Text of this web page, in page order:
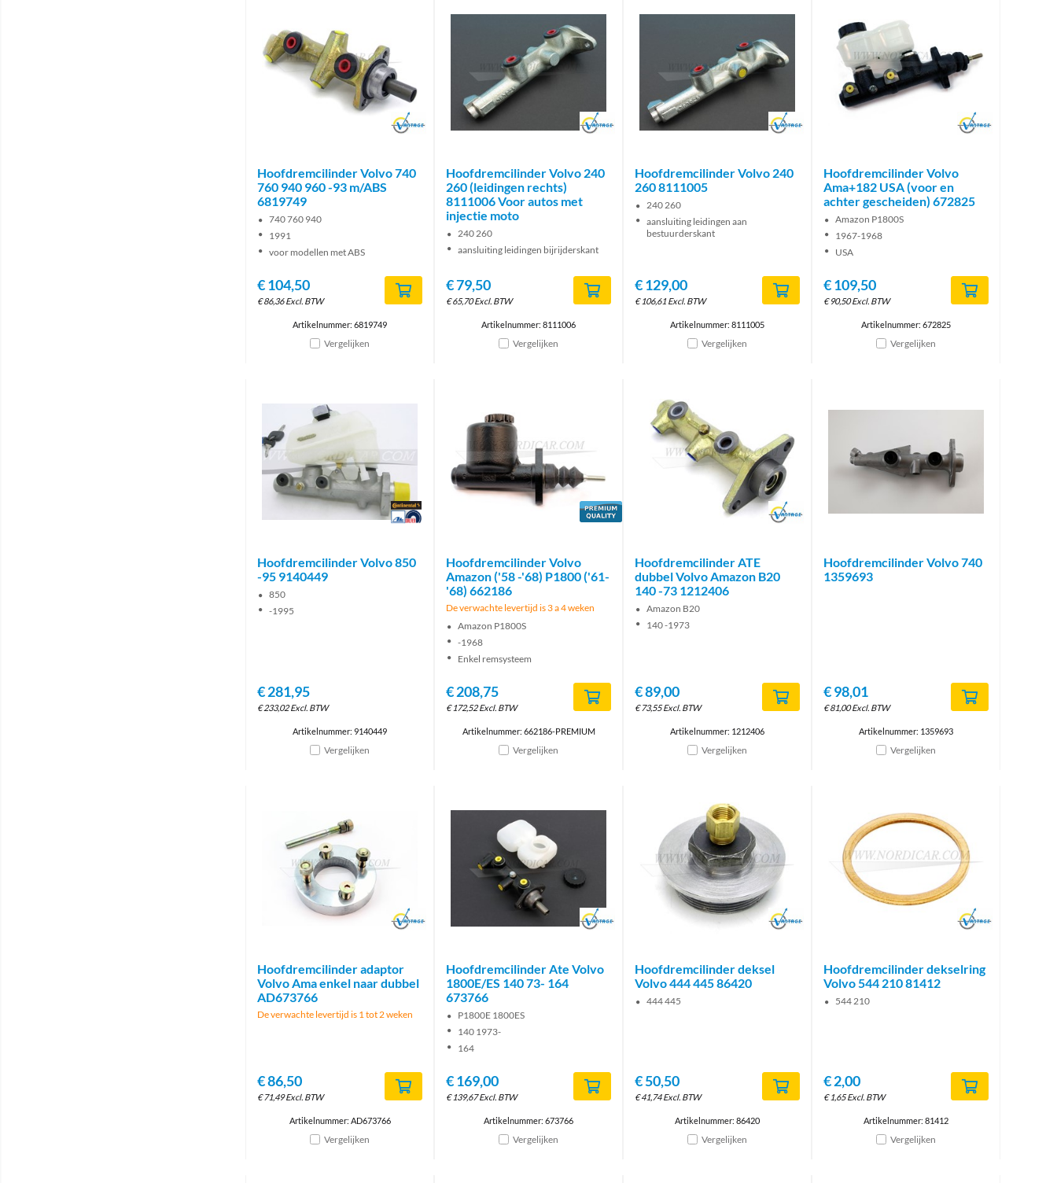
Brand
Hoofdremcilinder Volvo 740
760 940 960 -93 m/ABS
6819749
740 760 940
1991
voor modellen met ABS
€104,50
€86,36 Excl. BTW
Artikelnummer: 6819749
Vergelijken
Brand
Hoofdremcilinder Volvo 240
260 (leidingen rechts)
8111006 Voor autos met
injectie moto
240 260
aansluiting leidingen bijrijderskant
€79,50
€65,70 Excl. BTW
Artikelnummer: 8111006
Vergelijken
Brand
Hoofdremcilinder Volvo 240
260 8111005
240 260
aansluiting leidingen aan
bestuurderskant
€129,00
€106,61 Excl. BTW
Artikelnummer: 8111005
Vergelijken
Brand
Hoofdremcilinder Volvo
Ama+182 USA (voor en
achter gescheiden) 672825
Amazon P1800S
1967-1968
USA
€109,50
€90,50 Excl. BTW
Artikelnummer: 672825
Vergelijken
Brand
Hoofdremcilinder Volvo 850
-95 9140449
850
-1995
€281,95
€233,02 Excl. BTW
Artikelnummer: 9140449
Vergelijken
Brand
Hoofdremcilinder Volvo
Amazon ('58 -'68) P1800 ('61-
'68) 662186
De verwachte levertijd is 3 a 4 weken
Amazon P1800S
-1968
Enkel remsysteem
€208,75
€172,52 Excl. BTW
Artikelnummer: 662186-PREMIUM
Vergelijken
Brand
Hoofdremcilinder ATE
dubbel Volvo Amazon B20
140 -73 1212406
Amazon B20
140 -1973
€89,00
€73,55 Excl. BTW
Artikelnummer: 1212406
Vergelijken
Hoofdremcilinder Volvo 740
1359693
€98,01
€81,00 Excl. BTW
Artikelnummer: 1359693
Vergelijken
Brand
Hoofdremcilinder adaptor
Volvo Ama enkel naar dubbel
AD673766
De verwachte levertijd is 1 tot 2 weken
€86,50
€71,49 Excl. BTW
Artikelnummer: AD673766
Vergelijken
Brand
Hoofdremcilinder Ate Volvo
1800E/ES 140 73- 164
673766
P1800E 1800ES
140 1973-
164
€169,00
€139,67 Excl. BTW
Artikelnummer: 673766
Vergelijken
Brand
Hoofdremcilinder deksel
Volvo 444 445 86420
444 445
€50,50
€41,74 Excl. BTW
Artikelnummer: 86420
Vergelijken
Brand
Hoofdremcilinder dekselring
Volvo 544 210 81412
544 210
€2,00
€1,65 Excl. BTW
Artikelnummer: 81412
Vergelijken